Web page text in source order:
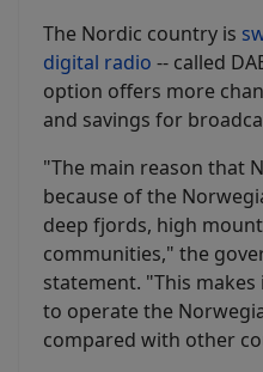
The Nordic country is
digital radio -- called
option offers more
and savings for
"The main reason that
because of the
deep fjords, high
communities," the
statement. "This
to operate the
compared with other